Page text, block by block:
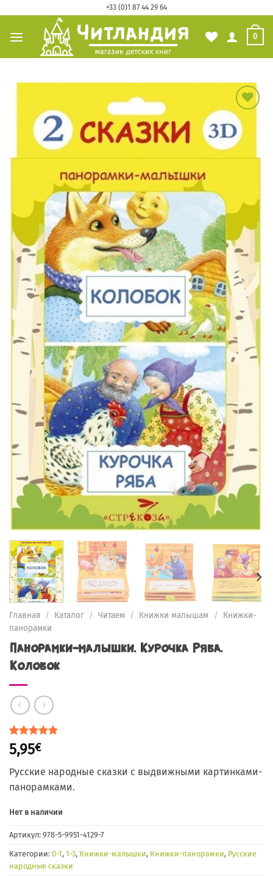
content
+33 (0)1 87 44 29 64
0
Главная / Каталог / Читаем / Книжки малышам / Книжки-
панорамки
Панорамки-малышки. Курочка Ряба.
Колобок
Рейтинг
5.00из 5
опроса
1
пользователя
5,95€
Русские народные сказки с выдвижными картинками-
панорамками.
Нет в наличии
Артикул: 978-5-9951-4129-7
Категории: 0-1, 1-3, Книжки-малышки, Книжки-панорамки, Русские
народные сказки